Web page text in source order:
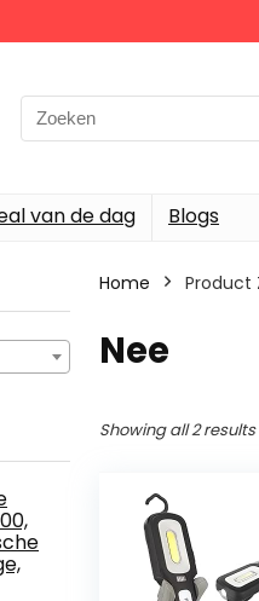
van de dag Blogs
Home Product
‎Nee
Showing all 2 results